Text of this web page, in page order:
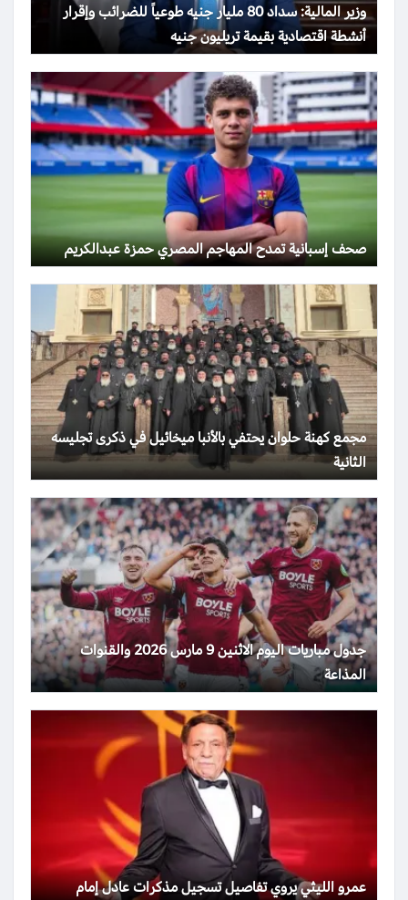
وزير المالية: سداد 80 مليار جنيه طوعياً للضرائب وإقرار
أنشطة اقتصادية بقيمة تريليون جنيه
صحف إسبانية تمدح المهاجم المصري حمزة عبدالكريم
مجمع كهنة حلوان يحتفي بالأنبا ميخائيل في ذكرى تجليسه
الثانية
جدول مباريات اليوم الاثنين 9 مارس 2026 والقنوات
المذاعة
عمرو الليثي يروي تفاصيل تسجيل مذكرات عادل إمام